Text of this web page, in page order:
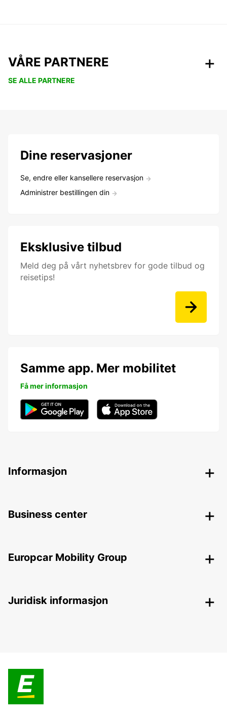
VÅRE PARTNERE
SE ALLE PARTNERE
Dine reservasjoner
Se, endre eller kansellere reservasjon
Administrer bestillingen din
Eksklusive tilbud
Meld deg på vårt nyhetsbrev for gode tilbud og
reisetips!
Samme app. Mer mobilitet
Få mer informasjon
Informasjon
Business center
Europcar Mobility Group
Juridisk informasjon